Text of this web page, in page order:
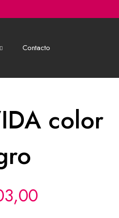
Contacto
color